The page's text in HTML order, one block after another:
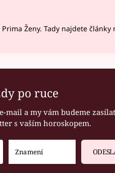
Ženy. Tady najdete
po ruce
mail a my vám budeme zasílat
s vaším horoskopem.